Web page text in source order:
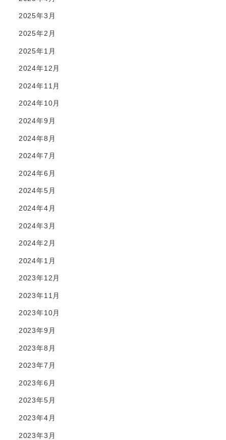
2025年3月
2025年2月
2025年1月
2024年12月
2024年11月
2024年10月
2024年9月
2024年8月
2024年7月
2024年6月
2024年5月
2024年4月
2024年3月
2024年2月
2024年1月
2023年12月
2023年11月
2023年10月
2023年9月
2023年8月
2023年7月
2023年6月
2023年5月
2023年4月
2023年3月